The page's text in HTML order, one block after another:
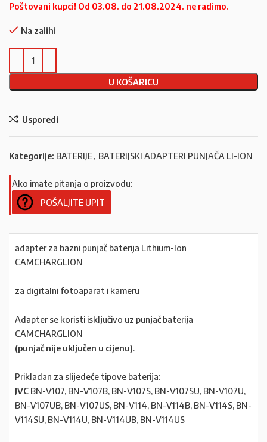
Poštovani kupci! Od 03.08. do 21.08.2024. ne radimo.
Na zalihi
U KOŠARICU
Usporedi
Kategorije: BATERIJE, BATERIJSKI ADAPTERI PUNJAČA LI-ION
Ako imate pitanja o proizvodu:
POŠALJITE UPIT
adapter za bazni punjač baterija Lithium-Ion
CAMCHARGLION
za digitalni fotoaparat i kameru
Adapter se koristi isključivo uz punjač baterija
CAMCHARGLION
(punjač nije uključen u cijenu).
Prikladan za slijedeće tipove baterija:
JVC BN-V107, BN-V107B, BN-V107S, BN-V107SU, BN-V107U,
BN-V107UB, BN-V107US, BN-V114, BN-V114B, BN-V114S, BN-
V114SU, BN-V114U, BN-V114UB, BN-V114US